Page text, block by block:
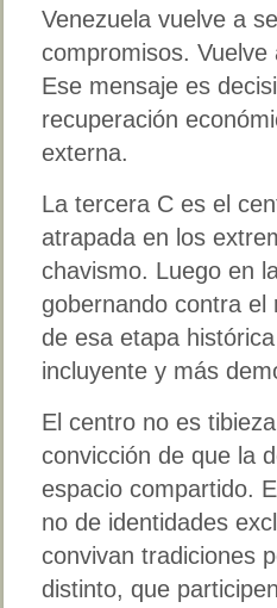
Venezuela vuelve a
compromisos.
Ese mensaje es
recuperación
externa.
La tercera C es el
atrapada en los
chavismo. Luego en
gobernando contra
de esa etapa
incluyente y más
El centro no es
convicción de que la
espacio compartido.
no de identidades
convivan tradiciones
distinto, que